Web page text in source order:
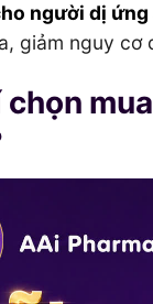
người dị ứng
giảm nguy cơ
chọn